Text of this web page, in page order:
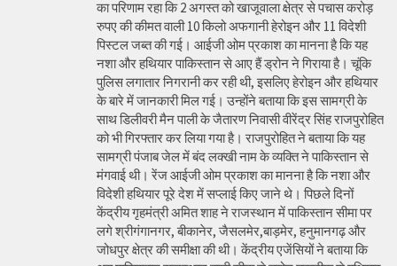
का परिणाम रहा कि 2 अगस्त को खाजूवाला क्षेत्र से पचास करोड़
रुपए की कीमत वाली 10 किलो अफगानी हेरोइन और 11 विदेशी
पिस्टल जब्त की गई। आईजी ओम प्रकाश का मानना है कि यह
नशा और हथियार पाकिस्तान से आए हैं ड्रोन ने गिराया है। चूंकि
पुलिस लगातार निगरानी कर रही थी, इसलिए हेरोइन और हथियार
के बारे में जानकारी मिल गई। उन्होंने बताया कि इस सामग्री के
साथ डिलीवरी मैन पाली के जैतारण निवासी वीरेंद्र सिंह राजपुरोहित
को भी गिरफ्तार कर लिया गया है। राजपुरोहित ने बताया कि यह
सामग्री पंजाब जेल में बंद लक्खी नाम के व्यक्ति ने पाकिस्तान से
मंगवाई थी। रेंज आईजी ओम प्रकाश का मानना है कि नशा और
विदेशी हथियार पूरे देश में सप्लाई किए जाने थे। पिछले दिनों
केंद्रीय गृहमंत्री अमित शाह ने राजस्थान में पाकिस्तान सीमा पर
लगे श्रीगंगानगर, बीकानेर, जैसलमेर,बाड़मेर, हनुमानगढ़ और
जोधपुर क्षेत्र की समीक्षा की थी। केंद्रीय एजेंसियों ने बताया कि